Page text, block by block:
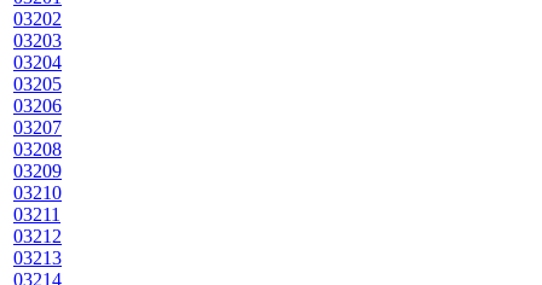
03202
03203
03204
03205
03206
03207
03208
03209
03210
03211
03212
03213
03214